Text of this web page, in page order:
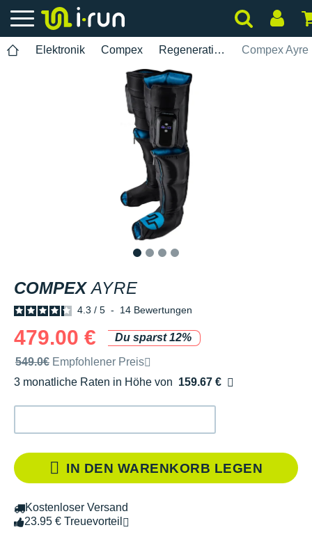
Elektronik Compex Regeneration Compex Ayre
COMPEX AYRE
4.3 / 5 - 14 Bewertungen
479.00 €
Du sparst 12%
Unverbindliche Preisempfehlung der Marke
549.0€ Empfohlener Preis
3 monatliche Raten in Höhe von 159.67 €
Ohne Zusatzkosten
IN DEN WARENKORB LEGEN
Kostenloser Versand
23.95 € Treuevorteil